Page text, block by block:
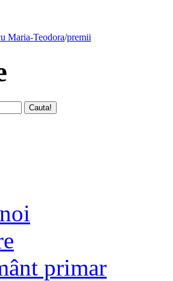
Maria-Teodora/premii
primar